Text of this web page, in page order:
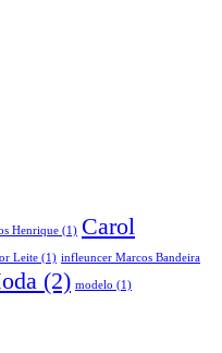
Henrique (1) Carol
Leite (1) infleuncer Marcos Bandeira
(2) modelo (1)